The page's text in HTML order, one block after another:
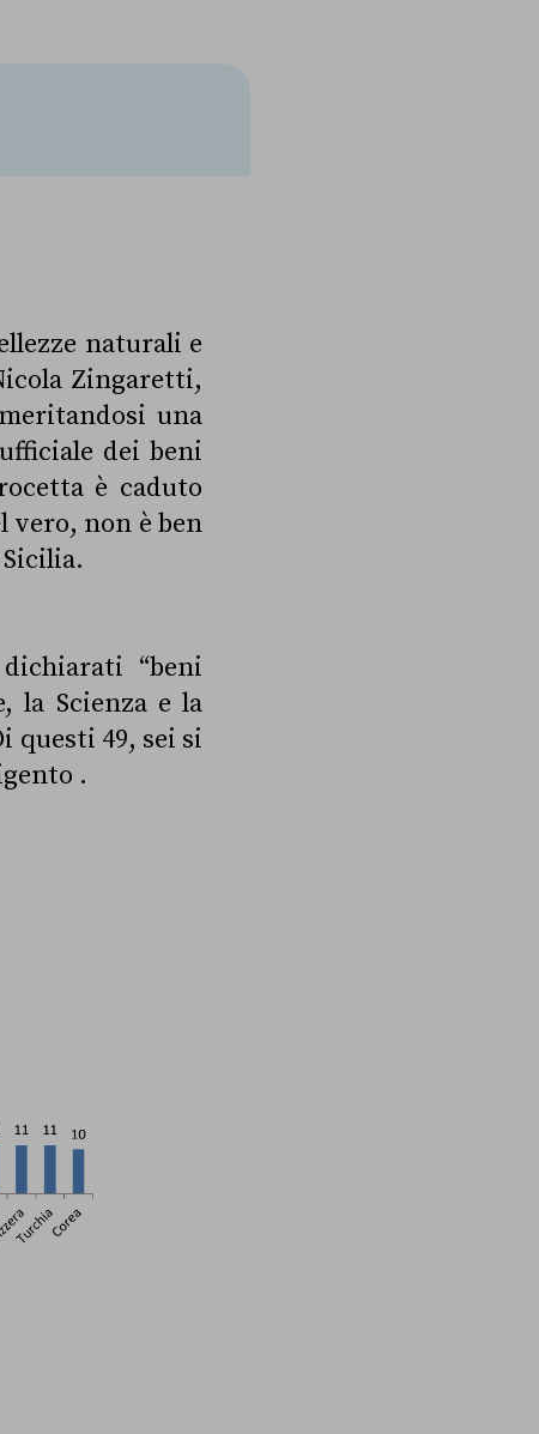
naturali e
Zingaretti,
una
dei beni
è caduto
vero, non è ben
“beni
la Scienza e la
questi 49, sei si
.